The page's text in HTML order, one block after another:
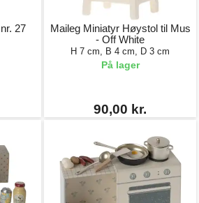
27
Maileg Miniatyr Høystol til Mus
- Off White
H 7 cm, B 4 cm, D 3 cm
På lager
90,00 kr.